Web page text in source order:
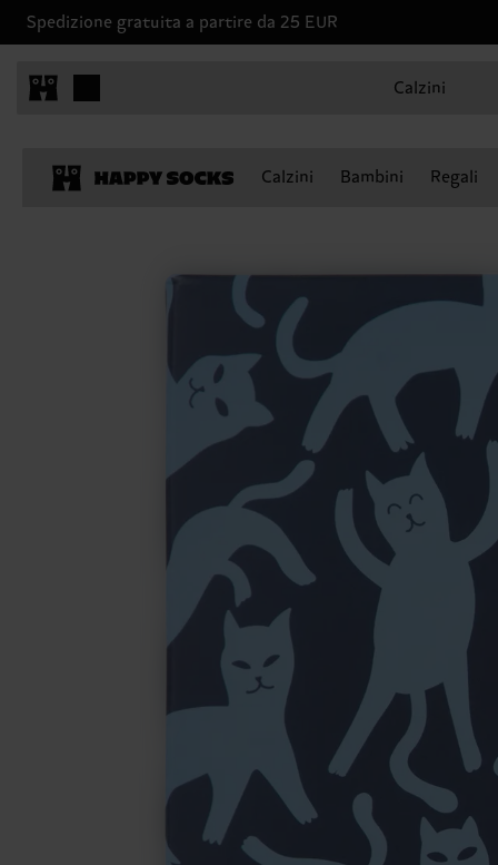
Spedizione gratuita a partire da 25 EUR
Calzini
Calzini Bambini Regali